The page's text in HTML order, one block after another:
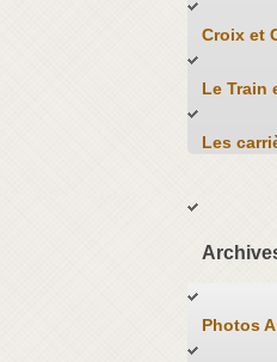
Croix et
Le Train
Les
Photos